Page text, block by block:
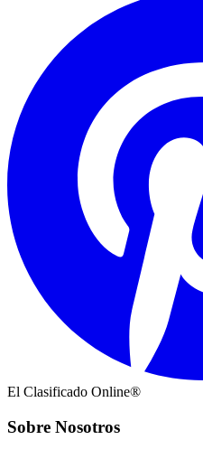
El Clasificado Online®
Sobre Nosotros